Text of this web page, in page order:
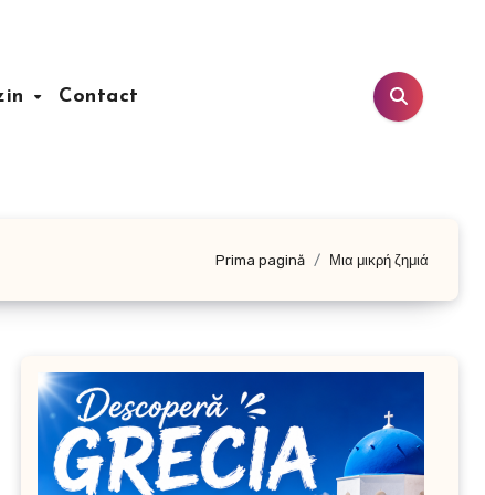
Contact
Prima pagină Μια μικρή ζημιά